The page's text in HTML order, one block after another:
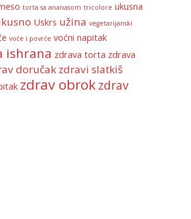
torta sa ananasom tricolore ukusna
Uskrs užina vegetarijanski
voće i povrće voćni napitak
ishrana zdrava torta zdrava
doručak zdravi slatkiš
zdrav obrokzdrav